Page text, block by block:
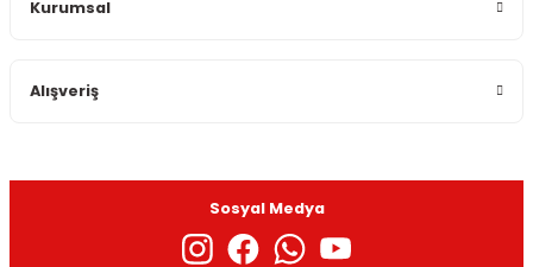
Ürün bilgilerinde hatalar bulunuyor.
Gönder
Kurumsal
Alışveriş
Sosyal Medya